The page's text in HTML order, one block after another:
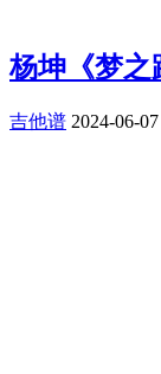
杨坤《梦之
吉他谱 2024-06-07